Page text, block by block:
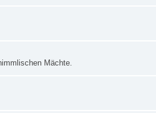
Mächte.